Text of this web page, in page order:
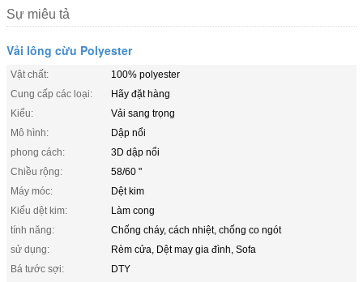
Sự miêu tả
Vải lông cừu Polyester
Vật chất:
100% polyester
Cung cấp các loại:
Hãy đặt hàng
Kiểu:
Vải sang trọng
Mô hình:
Dập nổi
phong cách:
3D dập nổi
Chiều rộng:
58/60 "
Máy móc:
Dệt kim
Kiểu dệt kim:
Làm cong
tính năng:
Chống cháy, cách nhiệt, chống co ngót
sử dụng:
Rèm cửa, Dệt may gia đình, Sofa
Bá tước sợi:
DTY